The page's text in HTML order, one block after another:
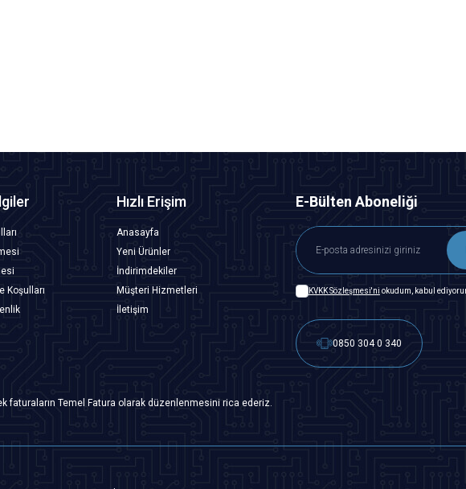
Koşulları
Hızlı Erişim
Anasayfa
Yeni Ürünler
İndirimdekiler
Müşteri Hizmetleri
İletişim
E-Bülten Aboneliği
KVKK Sözleşmesi'ni okudum, kabul
0850 304 0 340
faturaların Temel Fatura olarak düzenlenmesini rica ederiz.